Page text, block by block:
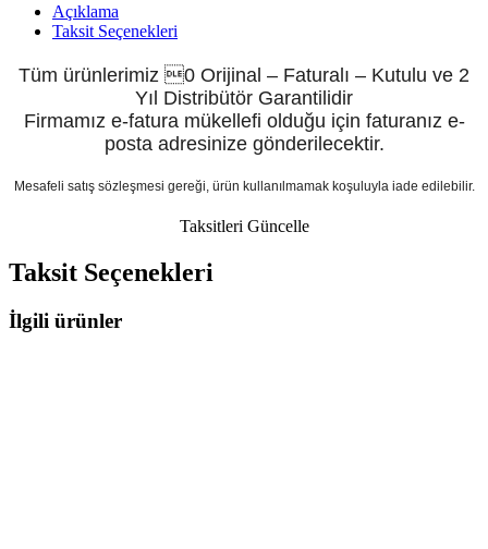
Açıklama
Taksit Seçenekleri
Tüm ürünlerimiz 0 Orijinal – Faturalı – Kutulu ve 2
Yıl Distribütör Garantilidir
Firmamız e-fatura mükellefi olduğu için faturanız e-
posta adresinize gönderilecektir.
Mesafeli satış sözleşmesi gereği, ürün kullanılmamak koşuluyla iade edilebilir.
Taksitleri Güncelle
Taksit Seçenekleri
İlgili ürünler